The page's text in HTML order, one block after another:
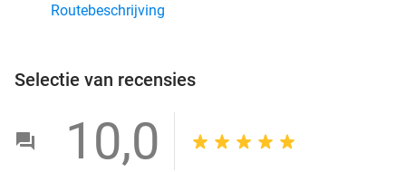
Routebeschrijving
Selectie van recensies
10,0